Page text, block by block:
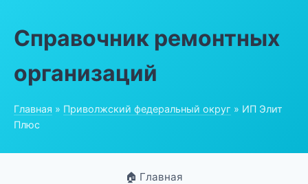
Справочник ремонтных
организаций
Главная » Приволжский федеральный округ » ИП Элит
Плюс
🏠 Главная